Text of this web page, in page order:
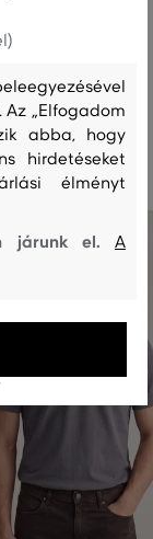
„Elfogadom
abba, hogy
hirdetéseket
élményt
járunk el.A